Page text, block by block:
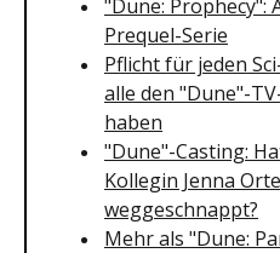
"Dune: Prophecy":
Prequel-Serie
Pflicht für jeden
alle den "Dune"-
haben
"Dune"-Casting:
Kollegin Jenna
weggeschnappt?
Mehr als "Dune: